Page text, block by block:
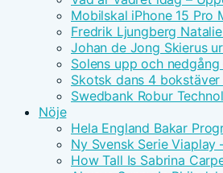
Mobilskal iPhone 15 Pro
Fredrik Ljungberg
Johan de Jong Skierus
Solens upp och
Skotsk dans 4
Swedbank Robur
Nöje
Hela England Bakar
Ny Svensk Serie Viaplay
How Tall Is Sabrina